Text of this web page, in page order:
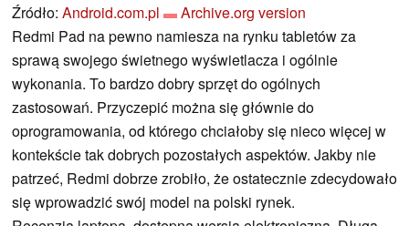
Źródło: Android.com.pl
Archive.org version
Redmi Pad na pewno namiesza na rynku tabletów za
sprawą swojego świetnego wyświetlacza i ogólnie
wykonania. To bardzo dobry sprzęt do ogólnych
zastosowań. Przyczepić można się głównie do
oprogramowania, od którego chciałoby się nieco więcej w
kontekście tak dobrych pozostałych aspektów. Jakby nie
patrzeć, Redmi dobrze zrobiło, że ostatecznie zdecydowało
się wprowadzić swój model na polski rynek.